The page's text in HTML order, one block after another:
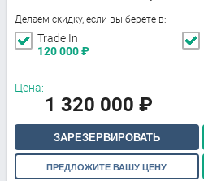
Делаем скидку, если вы берете в:
Trade In
120 000₽
Цена:
1 320 000 ₽
ЗАРЕЗЕРВИРОВАТЬ
ПРЕДЛОЖИТЕ ВАШУ ЦЕНУ